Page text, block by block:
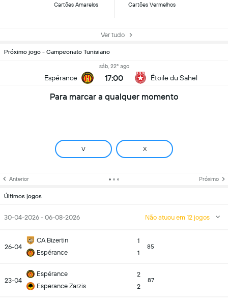
Cartões Amarelos Cartões Vermelhos
Ver tudo
Próximo jogo - Campeonato Tunisiano
Espérance
sáb, 22º ago
17:00 Étoile du Sahel
Para marcar a qualquer momento
V X
Anterior Próximo
Últimos jogos
30-04-2026 - 06-08-2026 Não atuou em 12 jogos
26-04
CA Bizertin
Espérance
1
1
85
23-04
Espérance
Esperance Zarzis
2
2
87